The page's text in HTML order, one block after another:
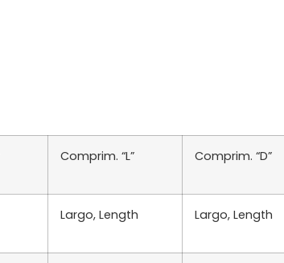
Comprim. “L” Comprim. “D”
Largo, Length Largo, Length